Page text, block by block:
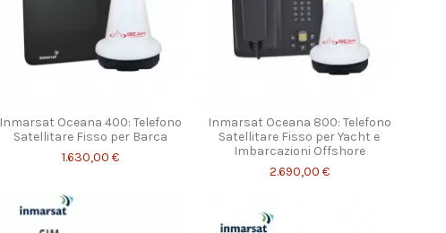
Inmarsat Oceana 400: Telefono
Satellitare Fisso per Barca
1.630,00 €
Inmarsat Oceana 800: Telefono
Satellitare Fisso per Yacht e
Imbarcazioni Offshore
2.690,00 €